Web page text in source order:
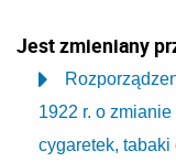
Jest zmieniany
1922 r. o
cygaretek,